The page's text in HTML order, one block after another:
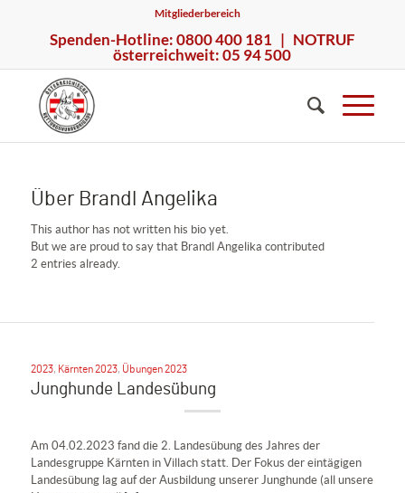
Mitgliederbereich
Spenden-Hotline: 0800 400 181 | NOTRUF
österreichweit: 05 94 500
Über Brandl Angelika
This author has not written his bio yet.
But we are proud to say that Brandl Angelika contributed
2 entries already.
2023, Kärnten 2023, Übungen 2023
Junghunde Landesübung
Am 04.02.2023 fand die 2. Landesübung des Jahres der
Landesgruppe Kärnten in Villach statt. Der Fokus der eintägigen
Landesübung lag auf der Ausbildung unserer Junghunde (all unsere